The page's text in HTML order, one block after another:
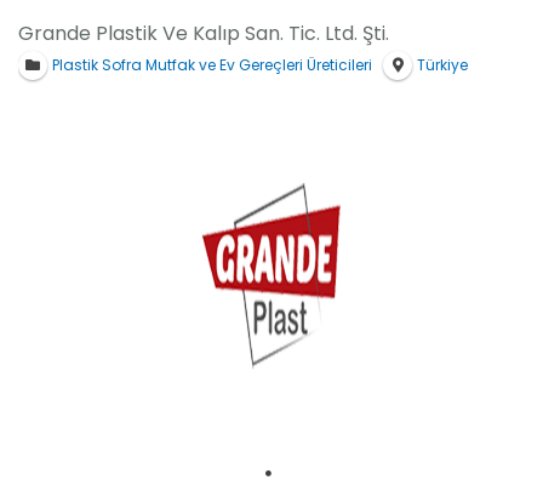
Grande Plastik Ve Kalıp San. Tic. Ltd. Şti.
Plastik Sofra Mutfak ve Ev Gereçleri Üreticileri Türkiye